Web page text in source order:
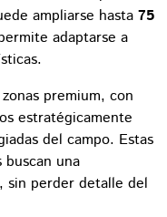
ampliarse hasta 75
adaptarse a
premium, con
estratégicamente
del campo. Estas
buscan una
sin perder detalle del